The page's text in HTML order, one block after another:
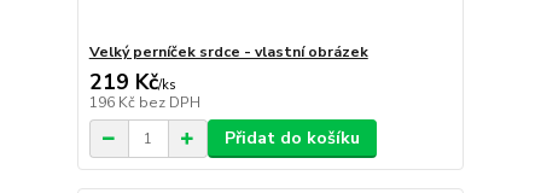
Velký perníček srdce - vlastní obrázek
219 Kč/ks
196 Kč bez DPH
Přidat do košíku